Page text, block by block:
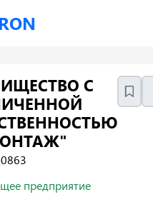
С
предприятие